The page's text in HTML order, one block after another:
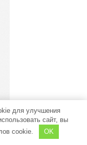
для улучшения
сайт, вы
cookie.
OK